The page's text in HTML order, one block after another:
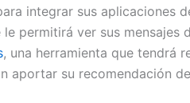
integrar sus aplicaciones
permitirá ver sus
, una herramienta que tendrá
aportar su recomendación